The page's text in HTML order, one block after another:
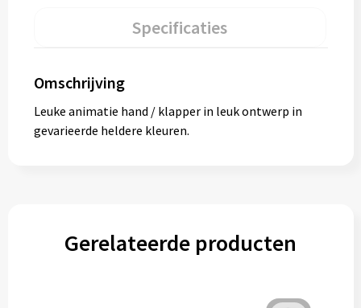
Specificaties
Omschrijving
Leuke animatie hand / klapper in leuk ontwerp in
gevarieerde heldere kleuren.
Gerelateerde producten